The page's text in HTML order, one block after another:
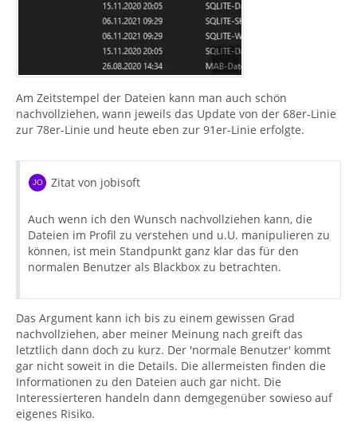
Am Zeitstempel der Dateien kann man auch schön
nachvollziehen, wann jeweils das Update von der 68er-Linie
zur 78er-Linie und heute eben zur 91er-Linie erfolgte.
Zitat von jobisoft
Auch wenn ich den Wunsch nachvollziehen kann, die
Dateien im Profil zu verstehen und u.U. manipulieren zu
können, ist mein Standpunkt ganz klar das für den
normalen Benutzer als Blackbox zu betrachten.
Das Argument kann ich bis zu einem gewissen Grad
nachvollziehen, aber meiner Meinung nach greift das
letztlich dann doch zu kurz. Der 'normale Benutzer' kommt
gar nicht soweit in die Details. Die allermeisten finden die
Informationen zu den Dateien auch gar nicht. Die
Interessierteren handeln dann demgegenüber sowieso auf
eigenes Risiko.